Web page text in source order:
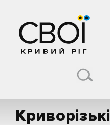
Криворізькі